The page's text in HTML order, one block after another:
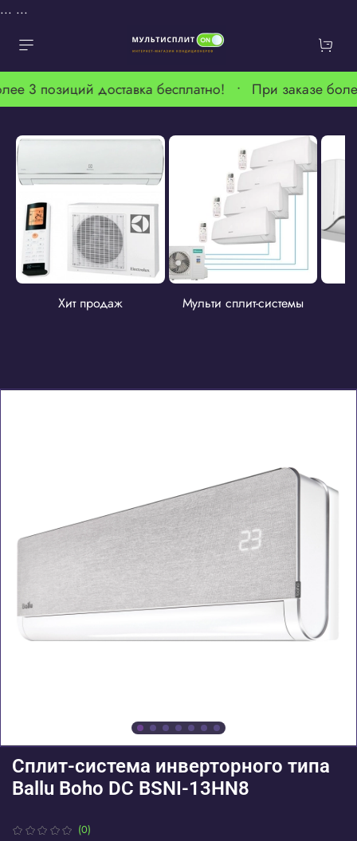
... ...
3 позиций доставка бесплатно! • При заказе
Хит продаж Мульти сплит-системы
(0)
Сплит-система инверторного типа
Ballu Boho DC BSNI-13HN8